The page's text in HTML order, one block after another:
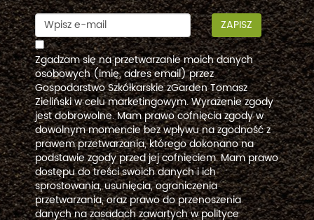
ZAPISZ
Zgadzam się na przetwarzanie moich danych
osobowych (imię, adres email) przez
Gospodarstwo Szkółkarskie zGarden Tomasz
Zieliński w celu marketingowym. Wyrażenie zgody
jest dobrowolne. Mam prawo cofnięcia zgody w
dowolnym momencie bez wpływu na zgodność z
prawem przetwarzania, którego dokonano na
podstawie zgody przed jej cofnięciem. Mam prawo
dostępu do treści swoich danych i ich
sprostowania, usunięcia, ograniczenia
przetwarzania, oraz prawo do przenoszenia
danych na zasadach zawartych w polityce